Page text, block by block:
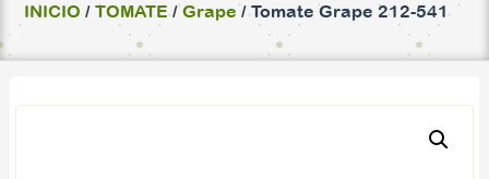
INICIO /TOMATE/Grape/ Tomate Grape 212-541